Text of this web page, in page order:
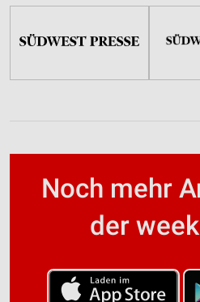
Noch mehr
der